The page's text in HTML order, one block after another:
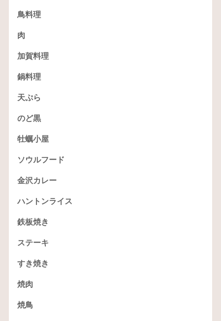
鳥料理
肉
加賀料理
鍋料理
天ぷら
のど黒
牡蠣小屋
ソウルフード
金沢カレー
ハントンライス
鉄板焼き
ステーキ
すき焼き
焼肉
焼鳥